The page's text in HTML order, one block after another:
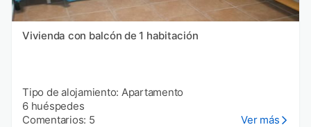
Vivienda con balcón de 1 habitación
Tipo de alojamiento: Apartamento
6 huéspedes
Comentarios: 5
Ver más